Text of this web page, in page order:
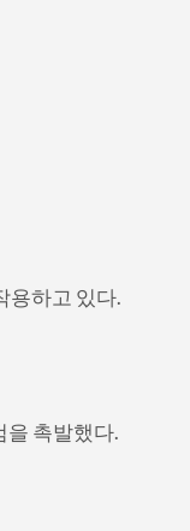
용하고 있다.
을 촉발했다.